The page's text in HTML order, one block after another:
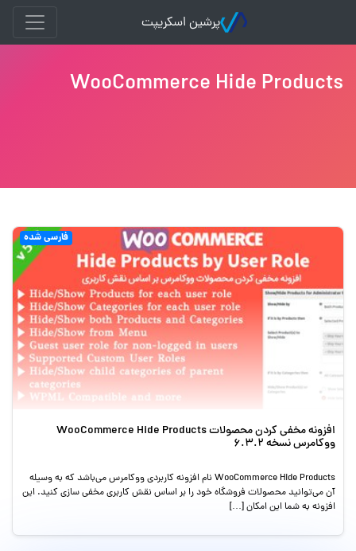
پرشین اسکریپت
WooCommerce Hide Products
فارسی شده
افزونه مخفی کردن محصولات WooCommerce Hide Products
ووکامرس نسخه 6.3.2
WooCommerce Hide Products نام افزونه کاربردی ووکامرس می‌باشد که به وسیله
آن می‌توانید محصولات فروشگاه خود را بر اساس نقش کاربری مخفی سازی کنید. این
افزونه به شما این امکان […]